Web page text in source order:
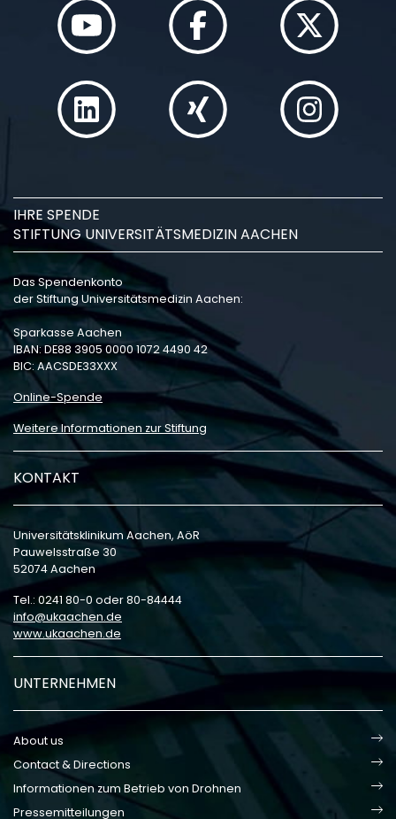
IHRE SPENDE
STIFTUNG UNIVERSITÄTSMEDIZIN AACHEN
Das Spendenkonto
der Stiftung Universitätsmedizin Aachen:
Sparkasse Aachen
IBAN: DE88 3905 0000 1072 4490 42
BIC: AACSDE33XXX
Online-Spende
Weitere Informationen zur Stiftung
KONTAKT
Universitätsklinikum Aachen, AöR
Pauwelsstraße 30
52074 Aachen
Tel.: 0241 80-0 oder 80-84444
info
ukaachen de
www.ukaachen.de
UNTERNEHMEN
About us
Contact & Directions
Informationen zum Betrieb von Drohnen
Pressemitteilungen